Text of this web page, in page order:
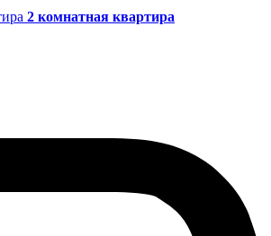
2 комнатная квартира